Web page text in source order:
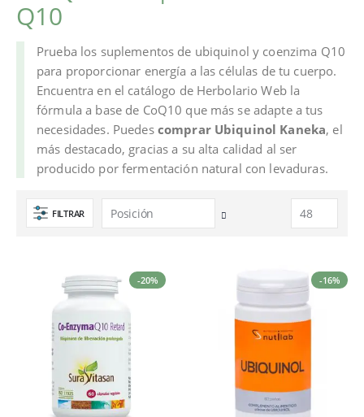
Q10
Prueba los suplementos de ubiquinol y coenzima Q10
para proporcionar energía a las células de tu cuerpo.
Encuentra en el catálogo de Herbolario Web la
fórmula a base de CoQ10 que más se adapte a tus
necesidades. Puedes comprar Ubiquinol Kaneka, el
más destacado, gracias a su alta calidad al ser
producido por fermentación natural con levaduras.
FILTRAR
Fijar
-20% -16%